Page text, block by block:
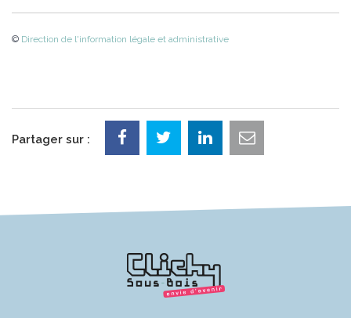
© Direction de l'information légale et administrative
Partager sur :